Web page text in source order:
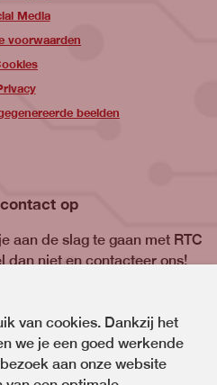
Media
voorwaarden
beelden
op
aan de slag te gaan met RTC
dan niet en contacteer ons!
van cookies. Dankzij het
we je een goed werkende
aan onze website